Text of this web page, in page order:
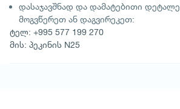
დასაჯავშნად და დამატებითი
მოგვწერეთ ან დაგვირეკეთ:
ტელ: +995 577 199 270
მის: პეკინის N25